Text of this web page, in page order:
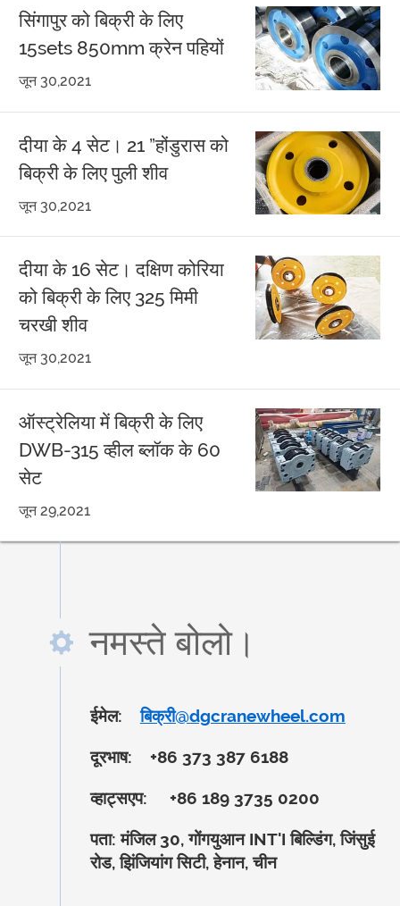
सिंगापुर को बिक्री के लिए
15sets 850mm क्रेन पहियों
जून 30,2021
दीया के 4 सेट। 21 ”होंडुरास को
बिक्री के लिए पुली शीव
जून 30,2021
दीया के 16 सेट। दक्षिण कोरिया
को बिक्री के लिए 325 मिमी
चरखी शीव
जून 30,2021
ऑस्ट्रेलिया में बिक्री के लिए
DWB-315 व्हील ब्लॉक के 60
सेट
जून 29,2021
नमस्ते बोलो।
ईमेल: बिक्री@dgcranewheel.com
दूरभाष: +86 373 387 6188
व्हाट्सएप: +86 189 3735 0200
पता:मंजिल 30, गोंगयुआन INT'I बिल्डिंग, जिंसुई
रोड, झिंजियांग सिटी, हेनान, चीन